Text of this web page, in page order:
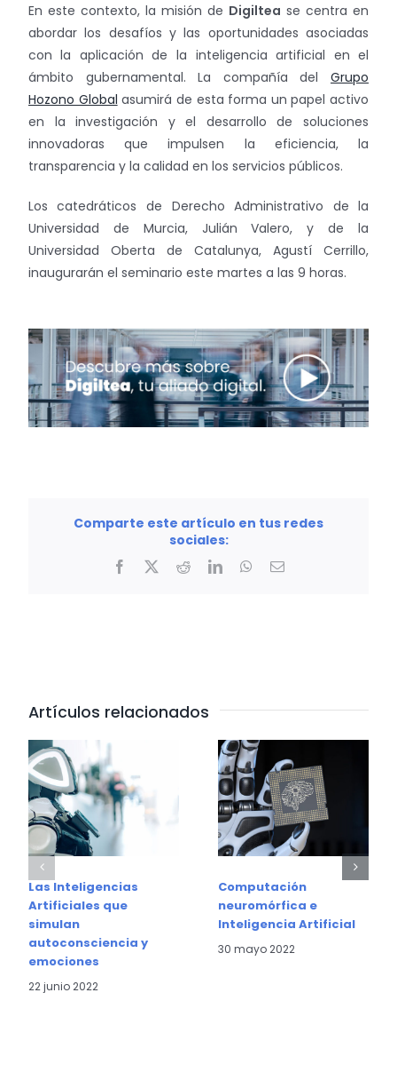
En este contexto, la misión de Digiltea se centra en
abordar los desafíos y las oportunidades asociadas
con la aplicación de la inteligencia artificial en el
ámbito gubernamental. La compañía delGrupo
Hozono Global asumirá de esta forma un papel activo
en la investigación y el desarrollo de soluciones
innovadoras que impulsen la eficiencia, la
transparencia y la calidad en los servicios públicos.
Los catedráticos de Derecho Administrativo de la
Universidad de Murcia, Julián Valero, y de la
Universidad Oberta de Catalunya, Agustí Cerrillo,
inaugurarán el seminario este martes a las 9 horas.
Comparte este artículo en tus redes
sociales:
Facebook RedditLinkedInWhatsApp
Correo
Artículos relacionados
Las Inteligencias
Artificiales que
simulan
autoconsciencia y
emociones
22 junio 2022
Computación
neuromórfica e
Inteligencia Artificial
30 mayo 2022